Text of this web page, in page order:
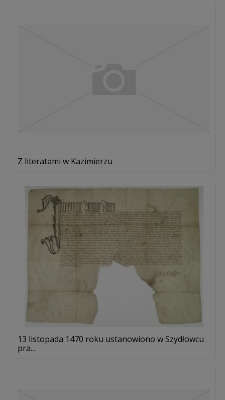
Z literatami w Kazimierzu
13 listopada 1470 roku ustanowiono w Szydłowcu
pra...